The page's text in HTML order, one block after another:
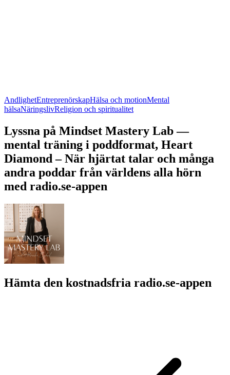
AndlighetEntreprenörskapHälsa och motionMental
hälsaNäringslivReligion och spiritualitet
Lyssna på Mindset Mastery Lab —
mental träning i poddformat, Heart
Diamond – När hjärtat talar och många
andra poddar från världens alla hörn
med radio.se-appen
Hämta den kostnadsfria radio.se-appen